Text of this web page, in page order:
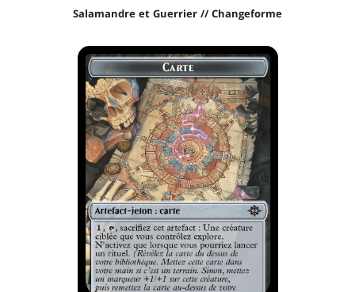
Salamandre et Guerrier // Changeforme